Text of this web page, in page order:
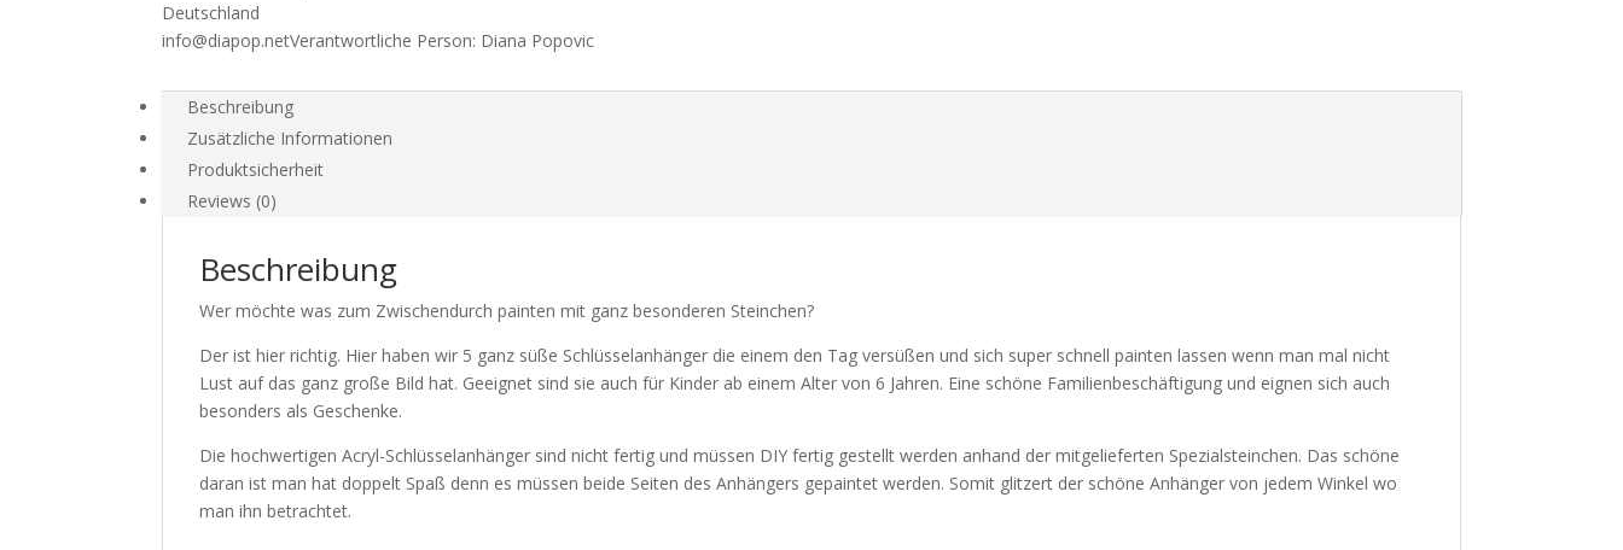
Deutschland
info@diapop.netVerantwortliche Person: Diana Popovic
Beschreibung
Zusätzliche Informationen
Produktsicherheit
Reviews (0)
Beschreibung
Wer möchte was zum Zwischendurch painten mit ganz besonderen Steinchen?
Der ist hier richtig. Hier haben wir 5 ganz süße Schlüsselanhänger die einem den Tag versüßen und sich super schnell painten lassen wenn man mal nicht
Lust auf das ganz große Bild hat. Geeignet sind sie auch für Kinder ab einem Alter von 6 Jahren. Eine schöne Familienbeschäftigung und eignen sich auch
besonders als Geschenke.
Die hochwertigen Acryl-Schlüsselanhänger sind nicht fertig und müssen DIY fertig gestellt werden anhand der mitgelieferten Spezialsteinchen. Das schöne
daran ist man hat doppelt Spaß denn es müssen beide Seiten des Anhängers gepaintet werden. Somit glitzert der schöne Anhänger von jedem Winkel wo
man ihn betrachtet.